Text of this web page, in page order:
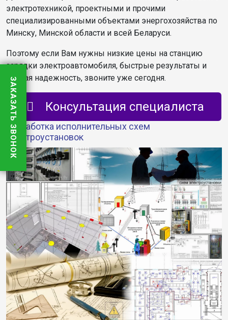
электротехникой, проектными и прочими
специализированными объектами энергохозяйства по
Минску, Минской области и всей Беларуси.
Поэтому если Вам нужны низкие цены на станцию
зарядки электроавтомобиля, быстрые результаты и
полная надежность, звоните уже сегодня.
Консультация специалиста
Разработка исполнительных схем
электроустановок
ЗАКАЗАТЬ ЗВОНОК